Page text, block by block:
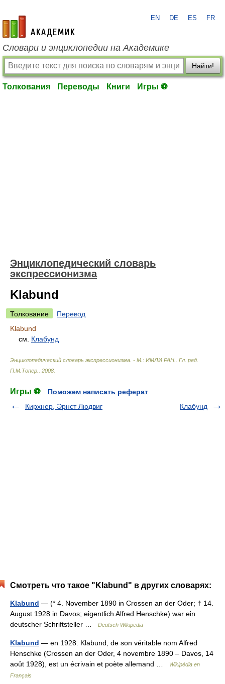
academic.ru
EN DE ES FR
Словари и энциклопедии на Академике
Найти!
Толкования Переводы Книги Игры ⚽
Энциклопедический словарь
экспрессионизма
Klabund
Толкование
Перевод
Klabund
см. Клабунд
Энциклопедический словарь экспрессионизма. - М.: ИМЛИ РАН.
Гл. ред.
П.М.Топер.
2008
Игры ⚽
Поможем написать реферат
Кирхнер, Эрнст Людвиг
Клабунд
Смотреть что такое "Klabund" в других словарях:
Klabund — (* 4. November 1890 in Crossen an der Oder; † 14.
August 1928 in Davos; eigentlich Alfred Henschke) war ein
deutscher Schriftsteller …
Deutsch Wikipedia
Klabund — en 1928. Klabund, de son véritable nom Alfred
Henschke (Crossen an der Oder, 4 novembre 1890 – Davos, 14
août 1928), est un écrivain et poète allemand …
Wikipédia en
Français